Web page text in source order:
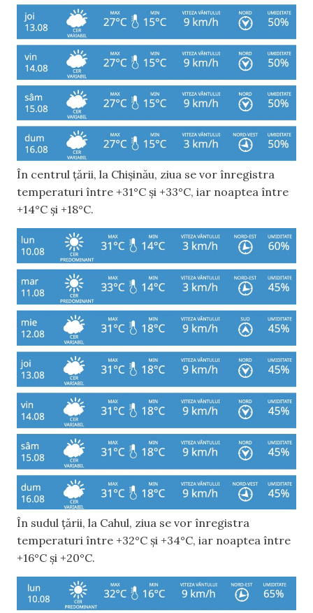
În centrul țării, la Chișinău, ziua se vor înregistra
temperaturi între +31°C și +33°C, iar noaptea între
+14°C și +18°C.
În sudul țării, la Cahul, ziua se vor înregistra
temperaturi între +32°C și +34°C, iar noaptea între
+16°C și +20°C.